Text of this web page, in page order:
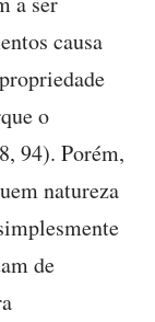
causa
o
94). Porém,
natureza
de